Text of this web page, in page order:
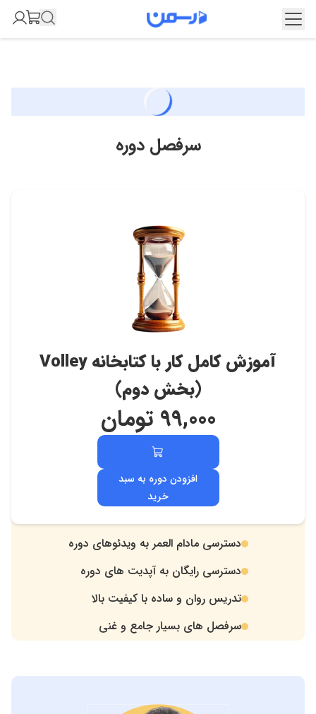
سرفصل دوره
آموزش کامل کار با کتابخانه Volley
(بخش دوم)
99,000 تومان
افزودن دوره به سبد
خرید
. دسترسی مادام العمر به ویدئوهای دوره
. دسترسی رایگان به آپدیت های دوره
. تدریس روان و ساده با کیفیت بالا
. سرفصل های بسیار جامع و غنی